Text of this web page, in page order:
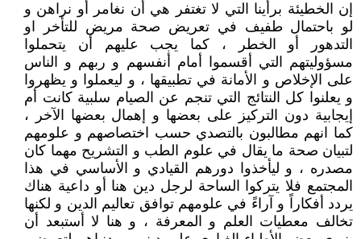
إن الخطيئة برأينا التي لا تغتفر هي أن نغامر أو نراهن و
لو باحتمال طفيف في تعريض صحة مريض للتأخر او
التدهور أو الخطر ، كما يجب عليهم أن يتحملوا
مسؤوليتهم التي أقسموا أمام أنفسهم و ربهم و الناس
على الإخلاص و الأمانة في تطبيقها ، و ليعملوا و يظهروا
و يعلنوا كل النتائج التي تنجم عن الصيام سلبية كانت أم
إيجابية دون التركيز على بعضها و إهمال بعضها الآخر ،
كما انهم مطالبون بالتصدي حسب اختصاصهم و علومهم
لتبيان صحة ما يقال في علوم الطب و التشريح مهما كان
مصدره ، و ليأخذوا دورهم القيادي و الأساسي في هذا
المجتمع فلا يتركوا الساحة لرجل دين هنا أو داعية هناك
يردد أفكاراً و آراءً في علومهم توافق تعاليم الدين و لكنها
تخالف معطيات العلم و المعرفة ، و هنا لا أستبعد أن